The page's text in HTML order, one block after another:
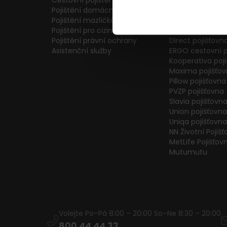
Pojištění domácnosti
Pojištění mazlíčků
Pojištění pro cizince
Pojištění právní ochrany
Asistenční služby
Direct
ERGO cestovní
Kooperativa
Maxima
Pillow pojišťovna
PVZP pojišťovna
Slavia pojišťovna
Union pojišťovna
Uniqa pojišťovna
NN Životní
MetLife
Mutumutu
Volejte Po–Pá 8:00 – 20:00 So–Ne 8:30 – 20:00